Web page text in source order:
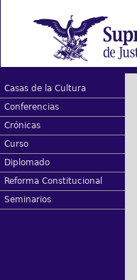
Casas de la Cultura
Conferencias
Crónicas
Curso
Diplomado
Reforma Constitucional
Seminarios